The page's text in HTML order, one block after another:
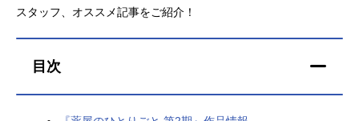
アニメ映画一覧
今期アニメ曜日別一覧
春アニメ
スタッフ、オススメ記事をご紹介！
目次